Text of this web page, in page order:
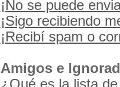
¡No se puede
¡Sigo recibiendo
¡Recibí spam o
Amigos e
¿Qué es la lista